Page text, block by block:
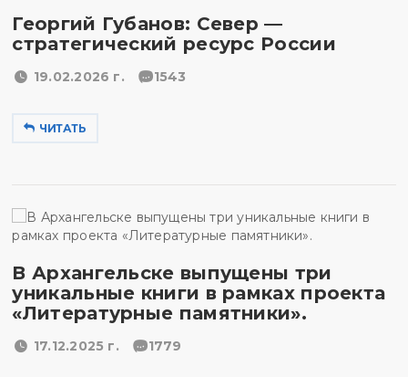
Георгий Губанов: Север —
стратегический ресурс России
19.02.2026 г. 1543
ЧИТАТЬ
В Архангельске выпущены три
уникальные книги в рамках проекта
«Литературные памятники».
17.12.2025 г. 1779